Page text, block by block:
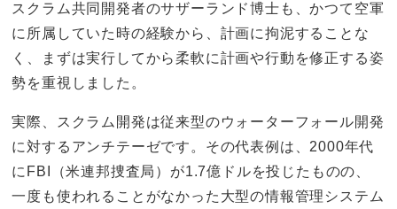
スクラム共同開発者のサザーランド博士も、かつて空軍
に所属していた時の経験から、計画に拘泥することな
く、まずは実行してから柔軟に計画や行動を修正する姿
勢を重視しました。
実際、スクラム開発は従来型のウォーターフォール開発
に対するアンチテーゼです。その代表例は、2000年代
にFBI（米連邦捜査局）が1.7億ドルを投じたものの、
一度も使われることがなかった大型の情報管理システム